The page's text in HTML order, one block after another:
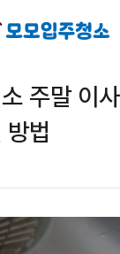
주말 이
법